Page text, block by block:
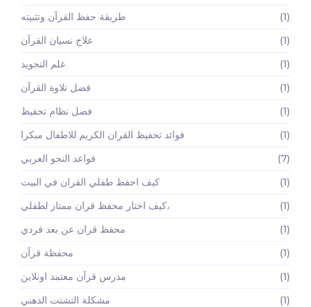
طريقة حفظ القرآن وتثبيته
(1)
علاج نسيان القرآن
(1)
علم التجويد
(1)
فضل تلاوة القرآن
(1)
فضل نظام تحفيظ
(1)
فوائد تحفيظ القران الكريم للاطفال مبكرا
(1)
قواعد النحو العربي
(7)
كيف احفظ طفلي القران في البيت
(1)
كيف اختار محفظ قران ممتاز لطفلي،
(1)
محفظ قران عن بعد فردي
(1)
محفظة قرآن
(1)
مدرس قرآن معتمد اونلاين
(1)
مشكلة التشتت الذهني
(1)